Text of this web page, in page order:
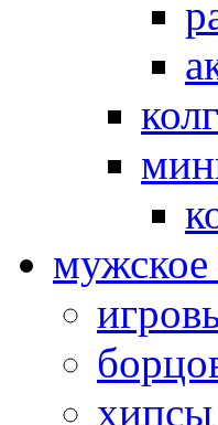
мужское
хипсы